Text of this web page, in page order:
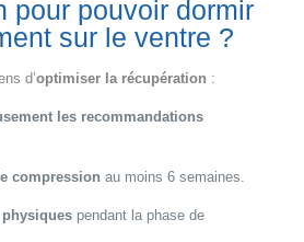
pour pouvoir dormir
sur le ventre ?
d’optimiser la récupération :
les recommandations
compression au moins 6 semaines.
pendant la phase de